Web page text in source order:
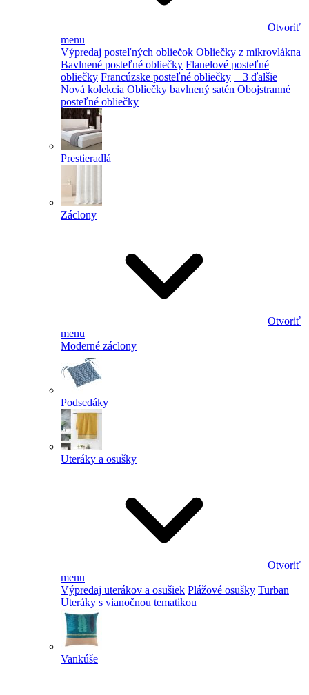
Otvoriť
menu
Výpredaj posteľných obliečok Obliečky z mikrovlákna
Bavlnené posteľné obliečky Flanelové posteľné
obliečky Francúzske posteľné obliečky + 3 ďalšie
Nová kolekcia Obliečky bavlnený satén Obojstranné
posteľné obliečky
Prestieradlá
Záclony
Otvoriť
menu
Moderné záclony
Podsedáky
Uteráky a osušky
Otvoriť
menu
Výpredaj uterákov a osušiek Plážové osušky Turban
Uteráky s vianočnou tematikou
Vankúše